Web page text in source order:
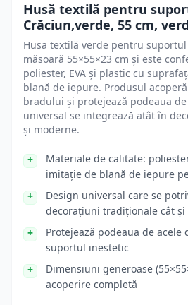
Husă textilă pentru
Crăciun,verde, 55 cm,
Husa textilă verde pentru
măsoară 55×55×23 cm și este
poliester, EVA și plastic cu
blană de iepure. Produsul
bradului și protejează podeaua
universal se integrează atât în
și moderne.
Materiale de calitate:
imitație de blană de iepure
Design universal care se
decorațiuni tradiționale cât și
Protejează podeaua de acele
suportul inestetic
Dimensiuni generoase
acoperire completă